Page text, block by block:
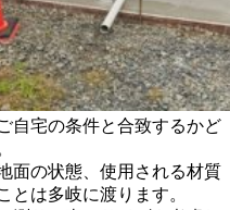
自宅の条件と合致するかど
面の状態、使用される材質
とは多岐に渡ります。